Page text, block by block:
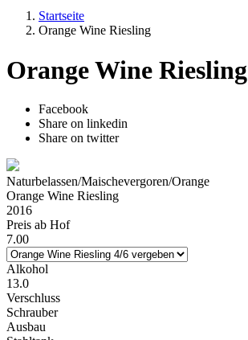
Startseite
Orange Wine Riesling
Orange Wine Riesling
Facebook
Share on linkedin
Share on twitter
Naturbelassen/Maischevergoren/Orange
Orange Wine Riesling
2016
Preis ab Hof
7.00
Alkohol
13.0
Verschluss
Schrauber
Ausbau